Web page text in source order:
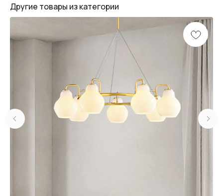
Другие товары из категории